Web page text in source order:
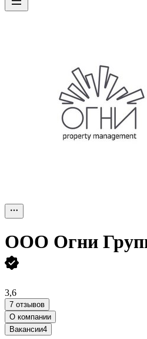
ООО Огни
3,6
7 отзывов
О компании
Вакансии4